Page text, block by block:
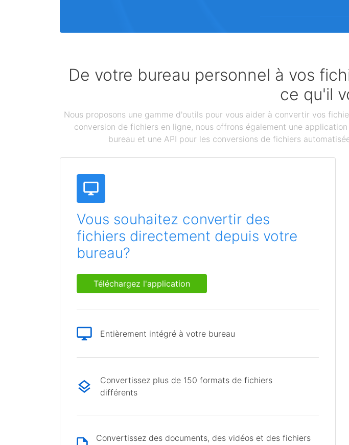
De votre bureau personnel à vos
ce qu'il
Nous proposons une gamme d'outils pour vous aider à convertir vos
conversion de fichiers en ligne, nous offrons également une
bureau et une API pour les conversions de fichiers
Vous souhaitez convertir des
fichiers directement depuis votre
bureau?
Téléchargez l'application
Entièrement intégré à votre bureau
Convertissez plus de 150 formats de fichiers
différents
Convertissez des documents, des vidéos et des fichiers